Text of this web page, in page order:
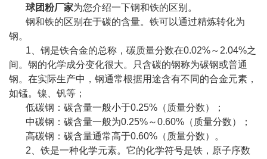
球团粉厂家为您介绍一下钢和铁的区别。
钢和铁的区别在于碳的含量。铁可以通过精炼转化为
钢。
1、钢是铁合金的总称，碳质量分数在0.02%～2.04%之
间。钢的化学成分变化很大。只含碳的钢称为碳钢或普通
钢。在实际生产中，钢通常根据用途含有不同的合金元素，
如锰。镍、钒等；
低碳钢：碳含量一般小于0.25%（质量分数）；
中碳钢：碳含量一般为0.25%～0.60%（质量分数）；
高碳钢：碳含量通常高于0.60%（质量分数）。
2、铁是一种化学元素。它的化学符号是铁，原子序数